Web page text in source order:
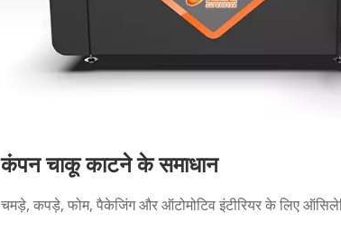
कंपन चाकू काटने के समाधान
चमड़े, कपड़े, फोम, पैकेजिंग और ऑटोमोटिव इंटीरियर के लिए